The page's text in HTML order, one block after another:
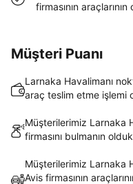
firmasının
Müşteri Puanı
Larnaka Havalimanı
araç teslim etme işlemi
Müşterilerimiz Larnaka
firmasını bulmanın
Müşterilerimiz Larnaka
Avis firmasının